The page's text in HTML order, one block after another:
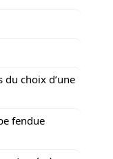
du choix d’une
fendue